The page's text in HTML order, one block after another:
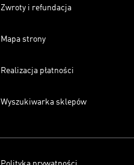
Zwroty i refundacja
Mapa strony
Realizacja płatności
Wyszukiwarka sklepów